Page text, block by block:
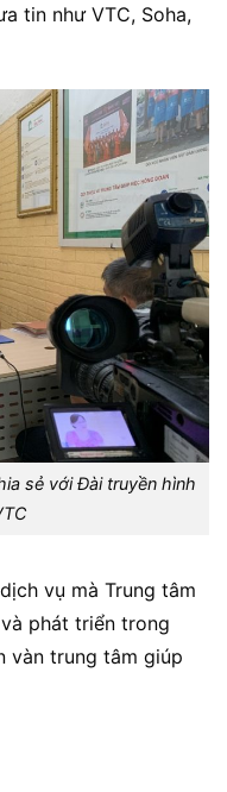
tin như VTC, Soha,
sẻ với Đài truyền hình
vụ mà Trung tâm
phát triển trong
vàn trung tâm giúp